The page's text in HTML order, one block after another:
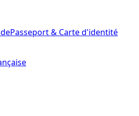
Passeport & Carte d'identité